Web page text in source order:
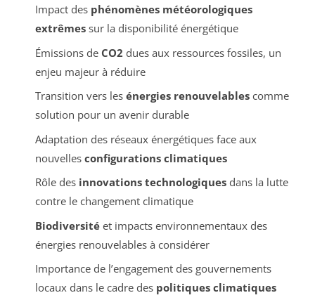
Impact des phénomènes météorologiques
extrêmessur la disponibilité énergétique
Émissions de CO2 dues aux ressources fossiles, un
enjeu majeur à réduire
Transition vers les énergies renouvelablescomme
solution pour un avenir durable
Adaptation des réseaux énergétiques face aux
nouvelles configurations climatiques
Rôle des innovations technologiquesdans la lutte
contre le changement climatique
Biodiversitéet impacts environnementaux des
énergies renouvelables à considérer
Importance de l’engagement des gouvernements
locaux dans le cadre des politiques climatiques